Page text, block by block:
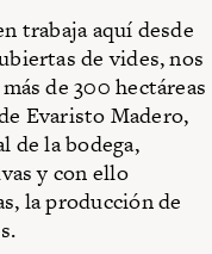
trabaja aquí desde
de vides, nos
de 300 hectáreas
Evaristo Madero,
de la bodega,
y con ello
la producción de